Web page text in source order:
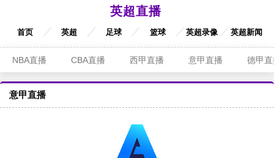
英超直播
首页 英超 足球 篮球 英超录像 英超新闻
NBA直播 CBA直播 西甲直播 意甲直播 德甲
意甲直播